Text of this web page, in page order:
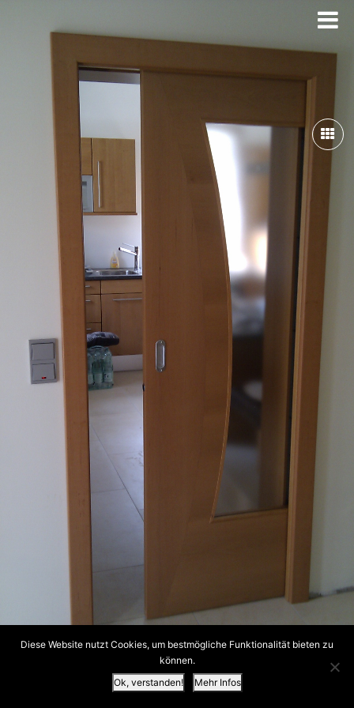
Diese Website nutzt Cookies, um bestmögliche Funktionalität bieten zu
können.
Ok, verstanden!
Mehr Infos